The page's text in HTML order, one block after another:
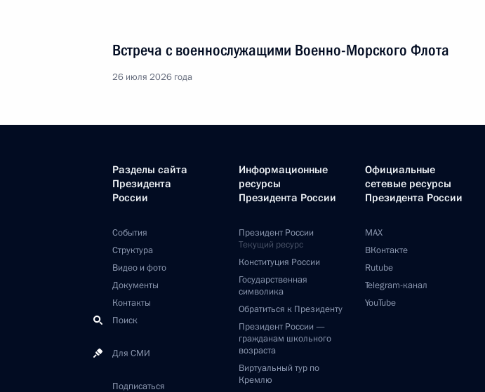
Встреча с военнослужащими Военно-Морского Флота
26 июля 2026 года
Разделы сайта
Президента
России
События
Структура
Видео и фото
Документы
Контакты
Поиск
Для СМИ
Подписаться
Информационные
ресурсы
Президента России
Президент России
Текущий ресурс
Конституция России
Государственная
символика
Обратиться к Президенту
Президент России —
гражданам школьного
возраста
Виртуальный тур по
Кремлю
Официальные
сетевые ресурсы
Президента России
MAX
ВКонтакте
Rutube
Telegram-канал
YouTube